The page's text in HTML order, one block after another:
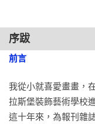
序跋
前言
我從小就喜愛畫畫，
拉斯堡裝飾藝術學校
這十年來，為報刊雜